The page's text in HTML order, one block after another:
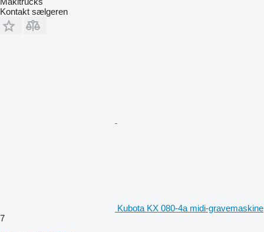
Kontakt sælgeren
Kubota KX 080-4a midi-gravemaskine
7